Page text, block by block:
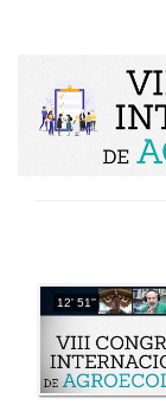
12' 51''